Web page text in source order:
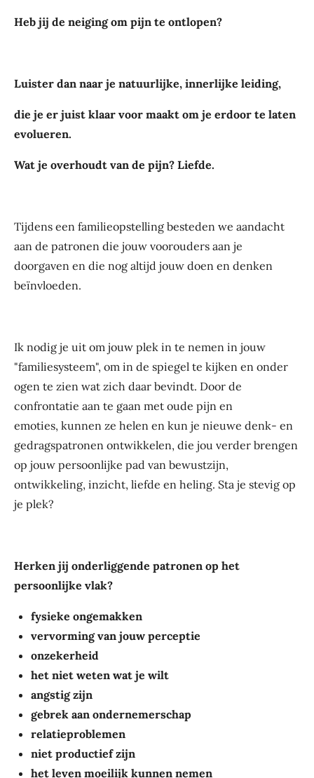
Heb jij de neiging om pijn te ontlopen?
Luister dan naar je natuurlijke, innerlijke leiding,
die je er juist klaar voor maakt om je erdoor te laten
evolueren.
Wat je overhoudt van de pijn? Liefde.
Tijdens een familieopstelling besteden we aandacht
aan de patronen die jouw voorouders aan je
doorgaven en die nog altijd jouw doen en denken
beïnvloeden.
Ik nodig je uit om jouw plek in te nemen in jouw
"familiesysteem", om in de spiegel te kijken en onder
ogen te zien wat zich daar bevindt. Door de
confrontatie aan te gaan met oude pijn en
emoties, kunnen ze helen en kun je nieuwe denk- en
gedragspatronen ontwikkelen, die jou verder brengen
op jouw persoonlijke pad van bewustzijn,
ontwikkeling, inzicht, liefde en heling. Sta je stevig op
je plek?
Herken jij onderliggende patronen op het
persoonlijke vlak?
fysieke ongemakken
vervorming van jouw perceptie
onzekerheid
het niet weten wat je wilt
angstig zijn
gebrek aan ondernemerschap
relatieproblemen
niet productief zijn
het leven moeilijk kunnen nemen